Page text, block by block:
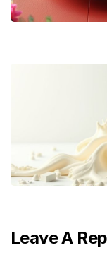
Leave A